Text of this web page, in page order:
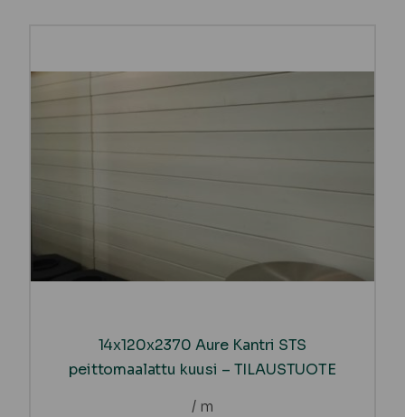
14x120x2370 Aure Kantri STS
peittomaalattu kuusi – TILAUSTUOTE
/ m